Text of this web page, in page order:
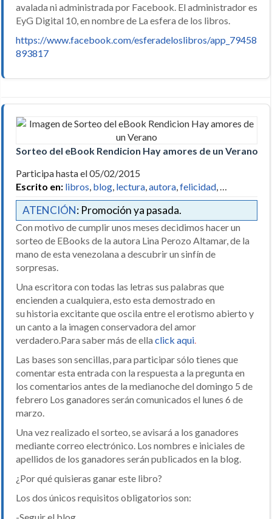
avalada ni administrada por Facebook. El administrador es
EyG Digital 10, en nombre de La esfera de los libros.
https://www.facebook.com/esferadeloslibros/app_79458
893817
Sorteo del eBook Rendicion Hay amores de un Verano
Participa hasta el 05/02/2015
Escrito en: libros, blog, lectura,autora,felicidad, …
ATENCIÓN: Promoción ya pasada.
Con motivo de cumplir unos meses decidimos hacer un
sorteo de EBooks de la autora Lina Perozo Altamar, de la
mano de esta venezolana a descubrir un sinfín de
sorpresas.
Una escritora con todas las letras sus palabras que
encienden a cualquiera, esto esta demostrado en
su historia excitante que oscila entre el erotismo abierto y
un canto a la imagen conservadora del amor
verdadero.Para saber más de ella click aqui.
Las bases son sencillas, para participar sólo tienes que
comentar esta entrada con la respuesta a la pregunta en
los comentarios antes de la medianoche del domingo 5 de
febrero Los ganadores serán comunicados el lunes 6 de
marzo.
Una vez realizado el sorteo, se avisará a los ganadores
mediante correo electrónico. Los nombres e iniciales de
apellidos de los ganadores serán publicados en la blog.
¿Por qué quisieras ganar este libro?
Los dos únicos requisitos obligatorios son: